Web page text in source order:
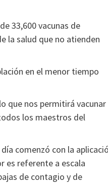
33,600 vacunas de
la salud que no atienden
en el menor tiempo
que nos permitirá vacunar
los maestros del
comenzó con la
es referente a escala
de contagio y de